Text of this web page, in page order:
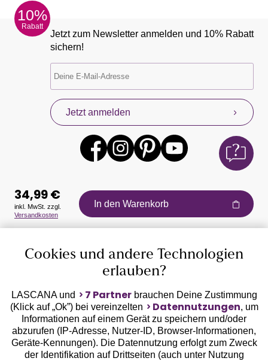
10%
Rabatt
Jetzt zum Newsletter anmelden und 10% Rabatt
sichern!
Jetzt anmelden
Auszeichnungen
Geprüfte Sicherheit
34,99 €
inkl. MwSt. zzgl.
Versandkosten
In den Warenkorb
Cookies und andere Technologien
erlauben?
LASCANA und 7 Partnerbrauchen Deine Zustimmung
(Klick auf „Ok”) bei vereinzelten
Datennutzungen, um
Informationen auf einem Gerät zu speichern und/oder
abzurufen (IP-Adresse, Nutzer-ID, Browser-Informationen,
Geräte-Kennungen). Die Datennutzung erfolgt zum Zweck
der Identifikation auf Drittseiten (auch unter Nutzung